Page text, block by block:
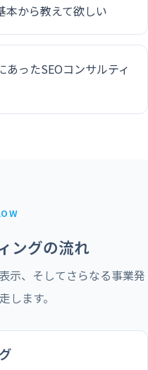
本から教えて欲しい
ったSEOコンサルティ
ングの流れ
示、そしてさらなる事業発
します。